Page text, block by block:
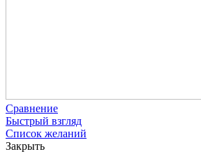
Сравнение
Быстрый взгляд
Список желаний
Закрыть